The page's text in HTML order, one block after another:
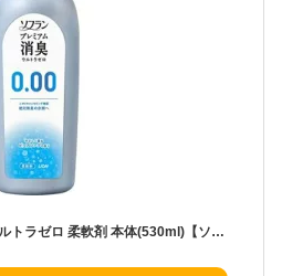
ソフラン プレミアム消臭 ウルトラゼロ 柔軟剤 本体(530ml)【ソフラン】